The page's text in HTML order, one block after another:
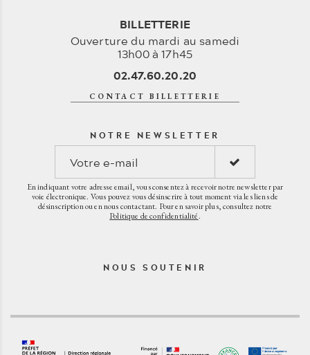
BILLETTERIE
Ouverture du mardi au samedi
13h00 à 17h45
02.47.60.20.20
CONTACT BILLETTERIE
NOTRE NEWSLETTER
En indiquant votre adresse email, vous consentez à recevoir notre newsletter par
voie électronique. Vous pouvez vous désinscrire à tout moment via les liens de
désinscription ou en nous contactant. Pour en savoir plus, consultez notre
Politique de confidentialité.
NOUS SOUTENIR